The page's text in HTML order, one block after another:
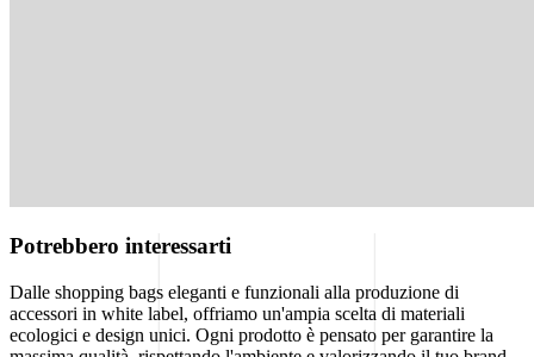
Potrebbero interessarti
Dalle shopping bags eleganti e funzionali alla produzione di
accessori in white label, offriamo un'ampia scelta di materiali
ecologici e design unici. Ogni prodotto è pensato per garantire la